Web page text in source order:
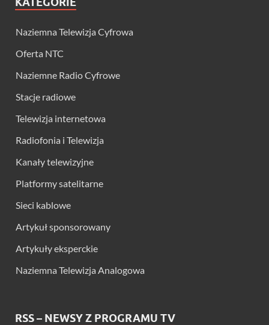
Naziemna Telewizja Cyfrowa
Oferta NTC
Naziemne Radio Cyfrowe
Stacje radiowe
Telewizja internetowa
Radiofonia i Telewizja
Kanały telewizyjne
Platformy satelitarne
Sieci kablowe
Artykuł sponsorowany
Artykuły eksperckie
Naziemna Telewizja Analogowa
RSS – NEWSY Z PROGRAMU TV